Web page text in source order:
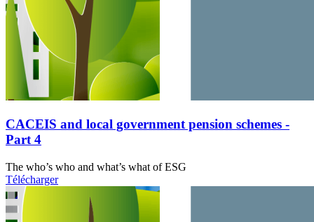
CACEIS and local government pension schemes -
Part 4
The who’s who and what’s what of ESG
Télécharger